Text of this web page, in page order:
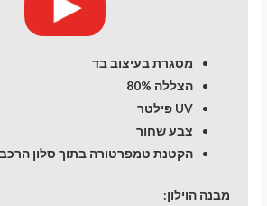
מסגרת בעיצוב בד
הצללה 80%
UV פילטר
צבע שחור
הקטנת טמפרטורה בתוך סלון הרכב ב-
מבנה הוילון: